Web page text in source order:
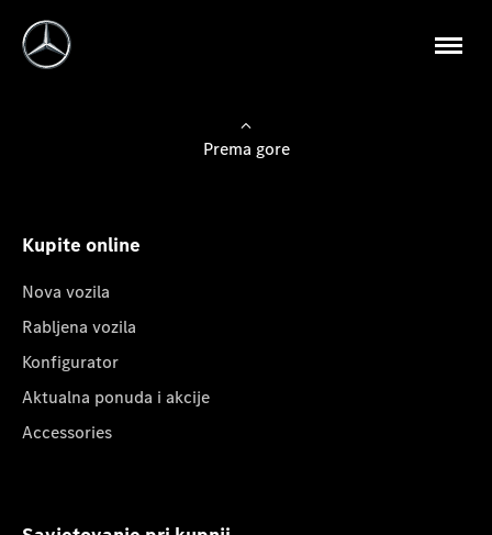
Prema gore
Kupite online
Nova vozila
Rabljena vozila
Konfigurator
Aktualna ponuda i akcije
Accessories